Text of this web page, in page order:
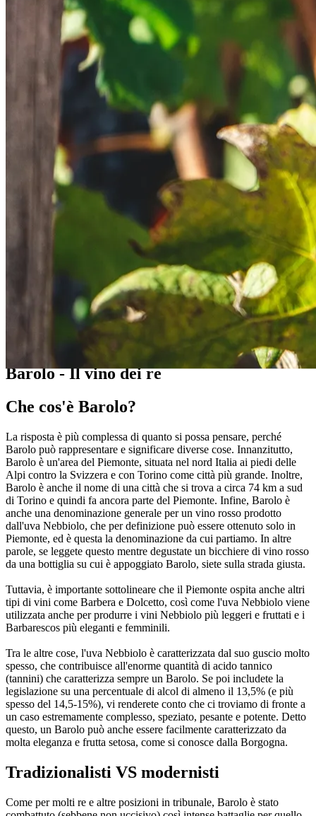
Barolo - Il vino dei re
Che cos'è Barolo?
La risposta è più complessa di quanto si possa pensare, perché
Barolo può rappresentare e significare diverse cose. Innanzitutto,
Barolo è un'area del Piemonte, situata nel nord Italia ai piedi delle
Alpi contro la Svizzera e con Torino come città più grande. Inoltre,
Barolo è anche il nome di una città che si trova a circa 74 km a sud
di Torino e quindi fa ancora parte del Piemonte. Infine, Barolo è
anche una denominazione generale per un vino rosso prodotto
dall'uva Nebbiolo, che per definizione può essere ottenuto solo in
Piemonte, ed è questa la denominazione da cui partiamo. In altre
parole, se leggete questo mentre degustate un bicchiere di vino rosso
da una bottiglia su cui è appoggiato Barolo, siete sulla strada giusta.
Tuttavia, è importante sottolineare che il Piemonte ospita anche altri
tipi di vini come Barbera e Dolcetto, così come l'uva Nebbiolo viene
utilizzata anche per produrre i vini Nebbiolo più leggeri e fruttati e i
Barbarescos più eleganti e femminili.
Tra le altre cose, l'uva Nebbiolo è caratterizzata dal suo guscio molto
spesso, che contribuisce all'enorme quantità di acido tannico
(tannini) che caratterizza sempre un Barolo. Se poi includete la
legislazione su una percentuale di alcol di almeno il 13,5% (e più
spesso del 14,5-15%), vi renderete conto che ci troviamo di fronte a
un caso estremamente complesso, speziato, pesante e potente. Detto
questo, un Barolo può anche essere facilmente caratterizzato da
molta eleganza e frutta setosa, come si conosce dalla Borgogna.
Tradizionalisti VS modernisti
Come per molti re e altre posizioni in tribunale, Barolo è stato